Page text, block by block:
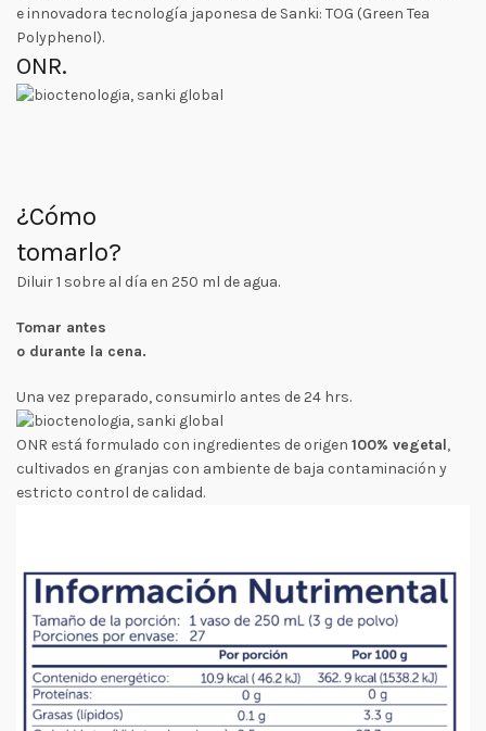
e innovadora tecnología japonesa de Sanki: TOG (Green Tea
Polyphenol).
ONR.
¿Cómo
tomarlo?
Diluir 1 sobre al día en 250 ml de agua.
Tomar antes
o durante la cena.
Una vez preparado, consumirlo antes de 24 hrs.
ONR está formulado con ingredientes de origen 100% vegetal,
cultivados en granjas con ambiente de baja contaminación y
estricto control de calidad.